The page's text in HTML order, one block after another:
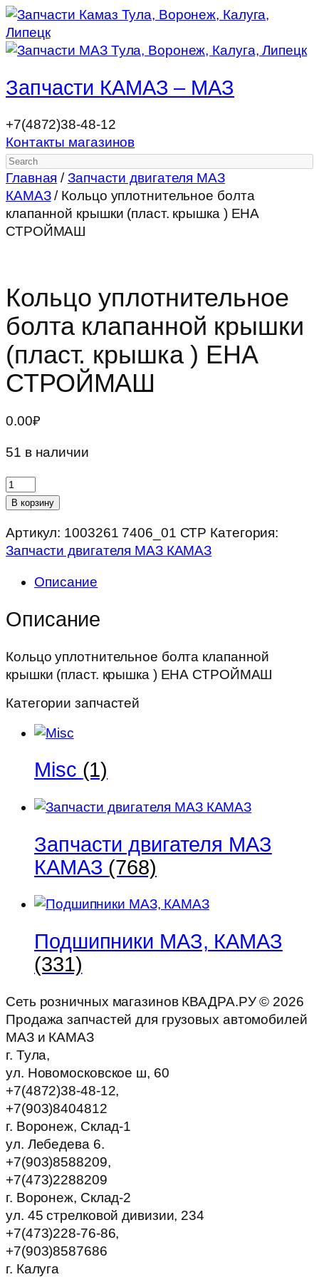
Запчасти КАМАЗ – МАЗ
+7(4872)38-48-12
Контакты магазинов
Search
Главная /Запчасти двигателя МАЗ
КАМАЗ/ Кольцо уплотнительное болта
клапанной крышки (пласт. крышка ) ЕНА
СТРОЙМАШ
Кольцо уплотнительное
болта клапанной крышки
(пласт. крышка ) ЕНА
СТРОЙМАШ
0.00₽
51 в наличии
Количество
товара
уплотнительное
болта
крышки
крышка
ЕНА
СТРОЙМАШ
В корзину
Артикул: 1003261 7406_01 СТР Категория:
Запчасти двигателя МАЗ КАМАЗ
Описание
Описание
Кольцо уплотнительное болта клапанной
крышки (пласт. крышка ) ЕНА СТРОЙМАШ
Категории запчастей
Misc (1)
Запчасти двигателя МАЗ
КАМАЗ (768)
Подшипники МАЗ, КАМАЗ
(331)
Сеть розничных магазинов КВАДРА.РУ © 2026
Продажа запчастей для грузовых автомобилей
МАЗ и КАМАЗ
г. Тула,
ул. Новомосковское ш, 60
+7(4872)38-48-12,
+7(903)8404812
г. Воронеж, Склад-1
ул. Лебедева 6.
+7(903)8588209,
+7(473)2288209
г. Воронеж, Склад-2
ул. 45 стрелковой дивизии, 234
+7(473)228-76-86,
+7(903)8587686
г. Калуга